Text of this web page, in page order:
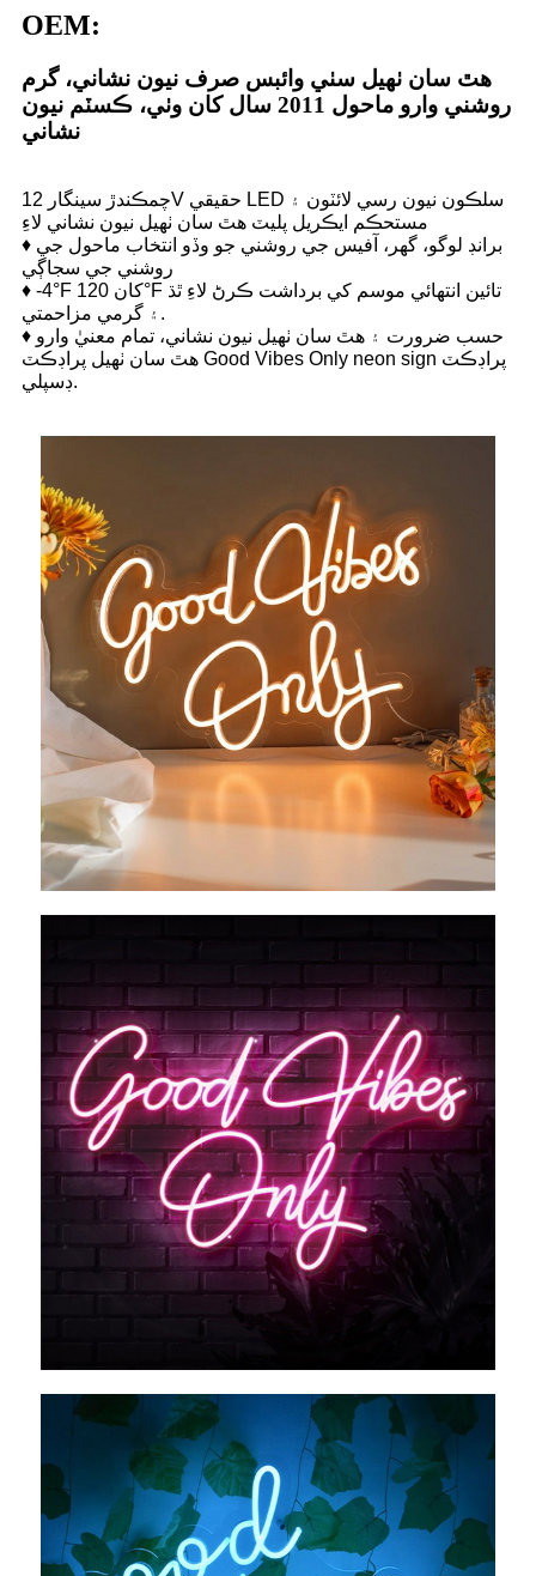
OEM:
هٿ سان ٺهيل سٺي وائبس صرف نيون نشاني، گرم
روشني وارو ماحول 2011 سال کان وٺي، ڪسٽم نيون
نشاني
چمڪندڙ سينگار 12V حقيقي LED سلڪون نيون رسي لائٽون ۽
مستحڪم ايڪريل پليٽ هٿ سان ٺهيل نيون نشاني لاءِ
♦ برانڊ لوگو، گھر، آفيس جي روشني جو وڏو انتخاب ماحول جي
روشني جي سجاڳي
♦ -4°F کان 120°F تائين انتهائي موسم کي برداشت ڪرڻ لاءِ ٿڌ
۽ گرمي مزاحمتي.
♦ حسب ضرورت ۽ هٿ سان ٺهيل نيون نشاني، تمام معنيٰ وارو
هٿ سان ٺهيل پراڊڪٽ Good Vibes Only neon sign پراڊڪٽ
ڊسپلي.